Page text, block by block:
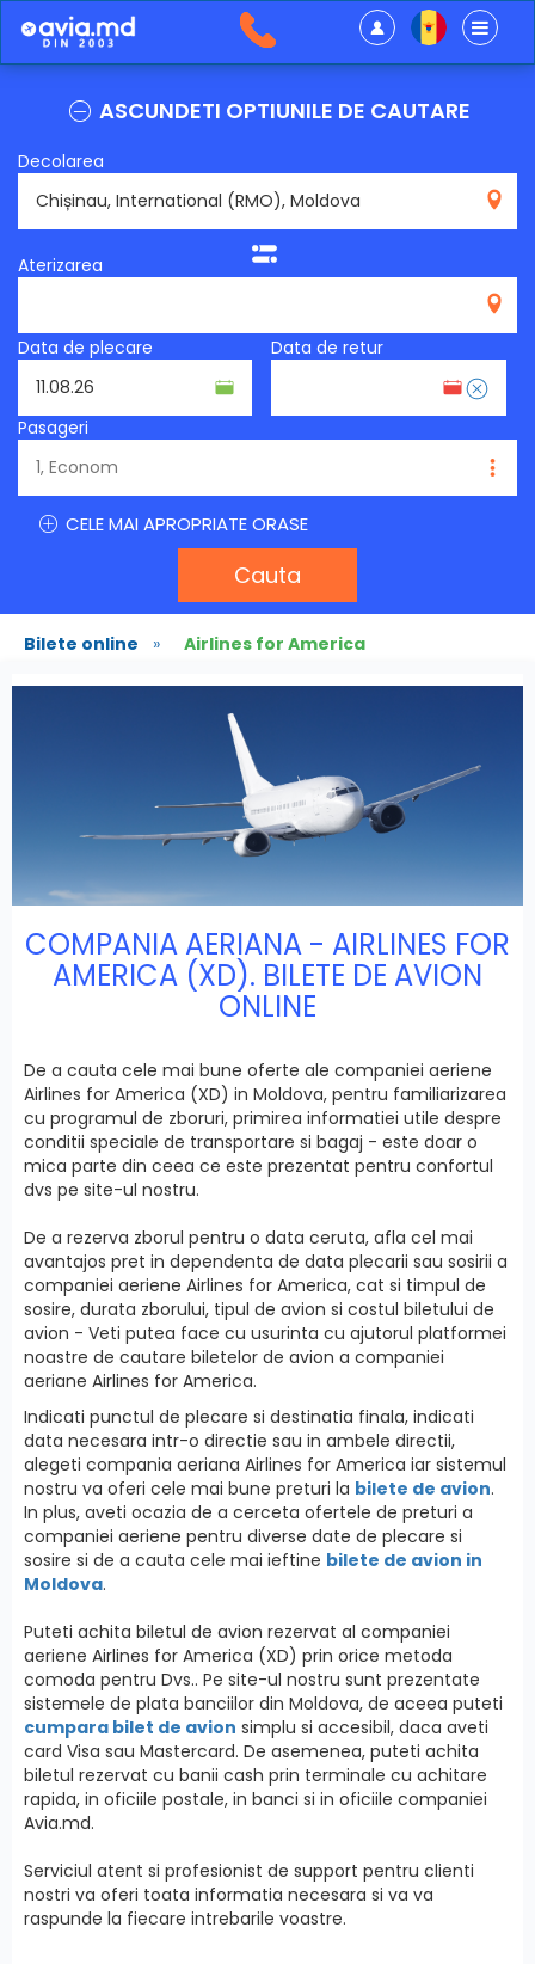
ASCUNDETI OPTIUNILE DE CAUTARE
Decolarea
Aterizarea
Data de plecare Data de retur
Pasageri
CELE MAI APROPRIATE ORASE
Cauta
Bilete online » Airlines for America
COMPANIA AERIANA - AIRLINES FOR
AMERICA (XD). BILETE DE AVION
ONLINE
De a cauta cele mai bune oferte ale companiei aeriene
Airlines for America (XD) in Moldova, pentru familiarizarea
cu programul de zboruri, primirea informatiei utile despre
conditii speciale de transportare si bagaj - este doar o
mica parte din ceea ce este prezentat pentru confortul
dvs pe site-ul nostru.
De a rezerva zborul pentru o data ceruta, afla cel mai
avantajos pret in dependenta de data plecarii sau sosirii a
companiei aeriene Airlines for America, cat si timpul de
sosire, durata zborului, tipul de avion si costul biletului de
avion - Veti putea face cu usurinta cu ajutorul platformei
noastre de cautare biletelor de avion a companiei
aeriane Airlines for America.
Indicati punctul de plecare si destinatia finala, indicati
data necesara intr-o directie sau in ambele directii,
alegeti compania aeriana Airlines for America iar sistemul
nostru va oferi cele mai bune preturi la bilete de avion.
In plus, aveti ocazia de a cerceta ofertele de preturi a
companiei aeriene pentru diverse date de plecare si
sosire si de a cauta cele mai ieftine bilete de avion in
Moldova.
Puteti achita biletul de avion rezervat al companiei
aeriene Airlines for America (XD) prin orice metoda
comoda pentru Dvs.. Pe site-ul nostru sunt prezentate
sistemele de plata banciilor din Moldova, de aceea puteti
cumpara bilet de avion simplu si accesibil, daca aveti
card Visa sau Mastercard. De asemenea, puteti achita
biletul rezervat cu banii cash prin terminale cu achitare
rapida, in oficiile postale, in banci si in oficiile companiei
Avia.md.
Serviciul atent si profesionist de support pentru clienti
nostri va oferi toata informatia necesara si va va
raspunde la fiecare intrebarile voastre.